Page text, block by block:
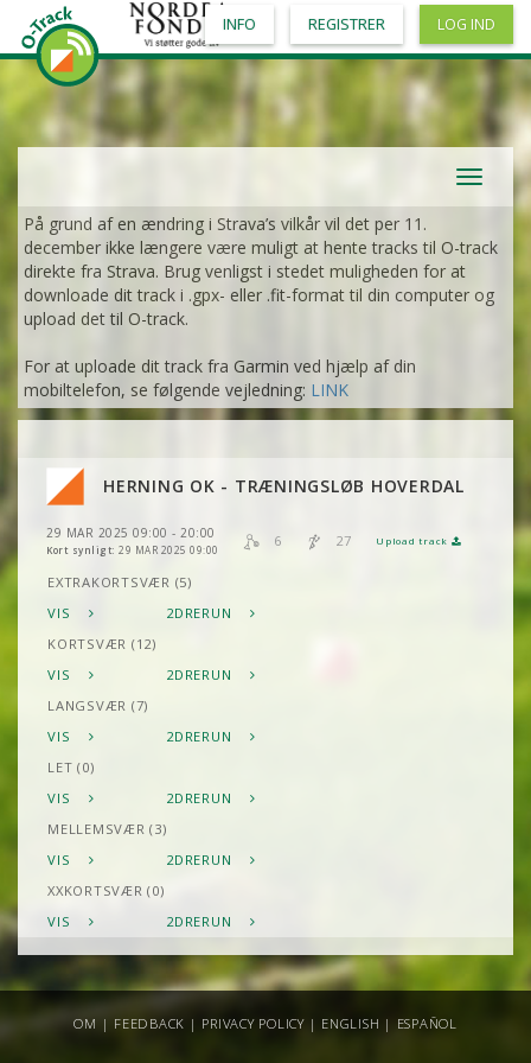
Toggle
På grund af en ændring i Strava’s vilkår vil det per 11.
december ikke længere være muligt at hente tracks til O-track
direkte fra Strava. Brug venligst i stedet muligheden for at
downloade dit track i .gpx- eller .fit-format til din computer og
upload det til O-track.
For at uploade dit track fra Garmin ved hjælp af din
mobiltelefon, se følgende vejledning: LINK
HERNING OK - TRÆNINGSLØB HOVERDAL
29 MAR 2025 09:00 - 20:00
Kort synligt: 29 MAR 2025 09:00
6 27 Upload track
EXTRAKORTSVÆR (5)
VIS
2DRERUN
KORTSVÆR (12)
VIS
2DRERUN
LANGSVÆR (7)
VIS
2DRERUN
LET (0)
VIS
2DRERUN
MELLEMSVÆR (3)
VIS
2DRERUN
XXKORTSVÆR (0)
VIS
2DRERUN
INFO REGISTRER LOG IND
OM | FEEDBACK | PRIVACY POLICY| ENGLISH | ESPAÑOL